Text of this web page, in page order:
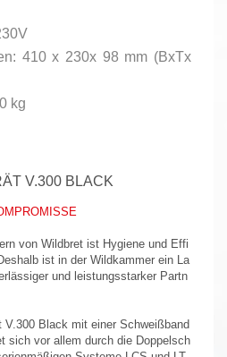
410 x 230x 98 mm (BxTx
kg
V.300 BLACK
von Wildbret ist Hygiene und Effi
ist in der Wildkammer ein La
und leistungsstarker Partn
V.300 Black mit einer Schweißband
sich vor allem durch die Doppelsch